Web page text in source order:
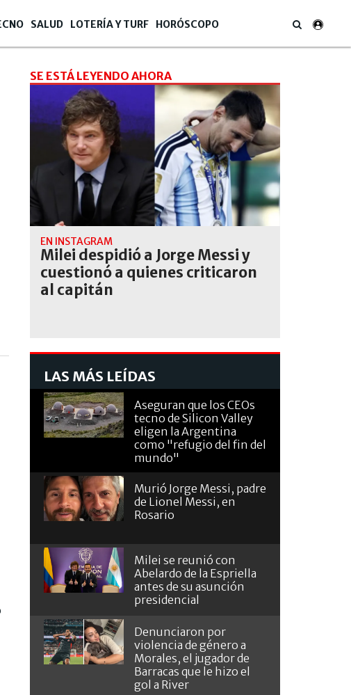
SALUD LOTERÍA Y TURF HORÓSCOPO
SE ESTÁ LEYENDO AHORA
EN INSTAGRAM
Milei despidió a Jorge Messi y
cuestionó a quienes criticaron
al capitán
LAS MÁS LEÍDAS
Aseguran que los CEOs
tecno de Silicon Valley
eligen la Argentina
como "refugio del fin del
mundo"
Murió Jorge Messi, padre
de Lionel Messi, en
Rosario
Milei se reunió con
Abelardo de la Espriella
antes de su asunción
presidencial
Denunciaron por
violencia de género a
Morales, el jugador de
Barracas que le hizo el
gol a River